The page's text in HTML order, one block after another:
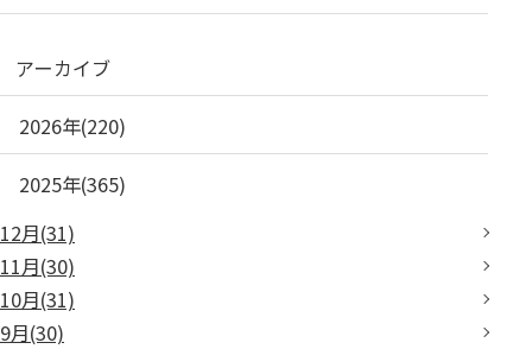
アーカイブ
2026年(220)
2025年(365)
12月(31)
11月(30)
10月(31)
9月(30)